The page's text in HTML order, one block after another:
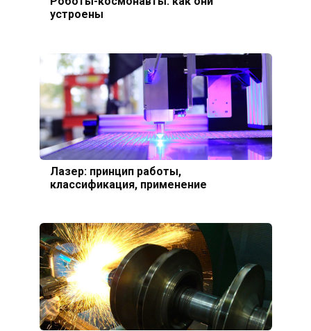
устроены
Лазер: принцип работы,
классификация, применение